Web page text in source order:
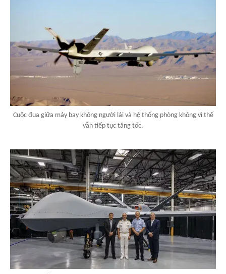
Cuộc đua giữa máy bay không người lái và hệ thống phòng không vì thế
vẫn tiếp tục tăng tốc.